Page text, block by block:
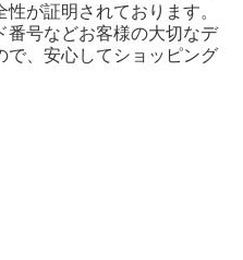
が証明されております。
番号などお客様の大切なデ
で、安心してショッピング